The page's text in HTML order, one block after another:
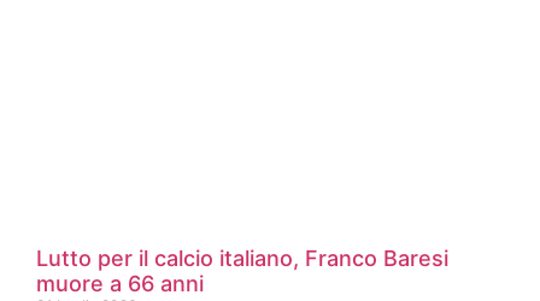
Lutto per il calcio italiano, Franco Baresi
muore a 66 anni